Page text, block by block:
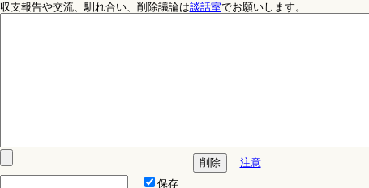
収支報告や交流、馴れ合い、削除議論は談話室でお願いします。
注意
保存